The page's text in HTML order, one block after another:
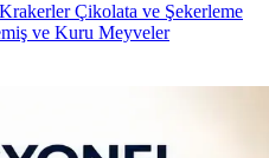
KrakerlerÇikolata ve Şekerleme
ve Kuru Meyveler